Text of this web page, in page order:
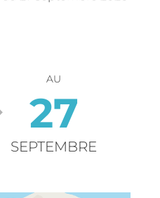
AU
27
SEPTEMBRE